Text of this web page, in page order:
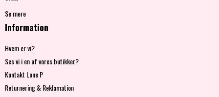
Se mere
Information
Hvem er vi?
Ses vi i en af vores butikker?
Kontakt Lone P
Returnering & Reklamation